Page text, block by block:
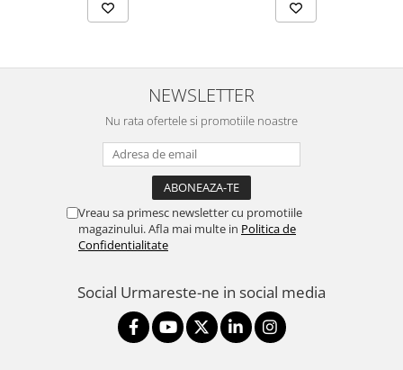
NEWSLETTER
Nu rata ofertele si promotiile noastre
Vreau sa primesc newsletter cu promotiile
magazinului. Afla mai multe in Politica de
Confidentialitate
Social Urmareste-ne in social media